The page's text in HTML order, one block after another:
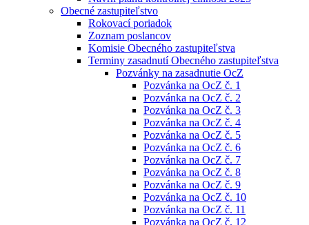
Obecné zastupiteľstvo
Rokovací poriadok
Zoznam poslancov
Komisie Obecného zastupiteľstva
Terminy zasadnutí Obecného zastupiteľstva
Pozvánky na zasadnutie OcZ
Pozvánka na OcZ č. 1
Pozvánka na OcZ č. 2
Pozvánka na OcZ č. 3
Pozvánka na OcZ č. 4
Pozvánka na OcZ č. 5
Pozvánka na OcZ č. 6
Pozvánka na OcZ č. 7
Pozvánka na OcZ č. 8
Pozvánka na OcZ č. 9
Pozvánka na OcZ č. 10
Pozvánka na OcZ č. 11
Pozvánka na OcZ č. 12